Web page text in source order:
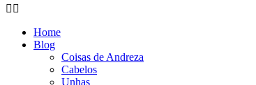
Home
Blog
Coisas de Andreza
Cabelos
Unhas